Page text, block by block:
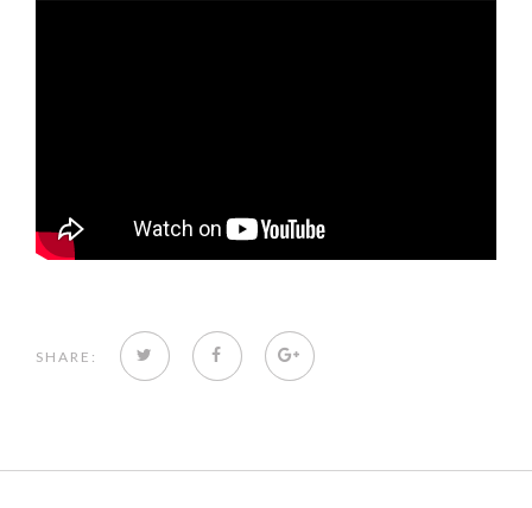
SHARE: TWITTERFACEBOOKGOOGLE+